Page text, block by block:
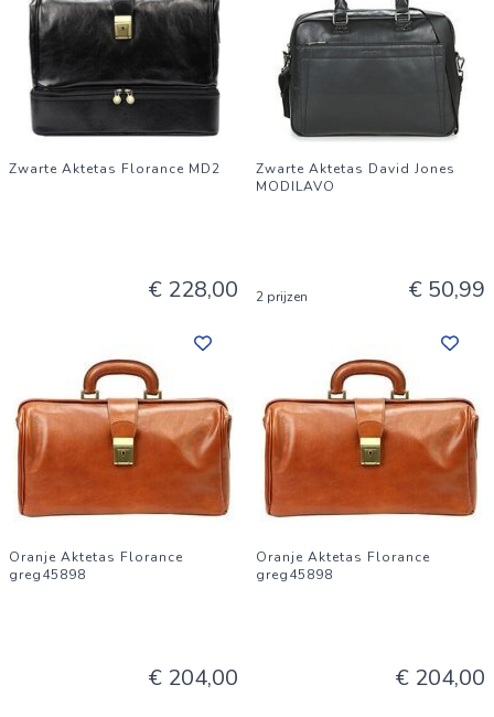
Zwarte Aktetas Florance MD2
€ 228,00
Zwarte Aktetas David Jones
MODILAVO
2 prijzen € 50,99
Oranje Aktetas Florance
greg45898
€ 204,00
Oranje Aktetas Florance
greg45898
€ 204,00